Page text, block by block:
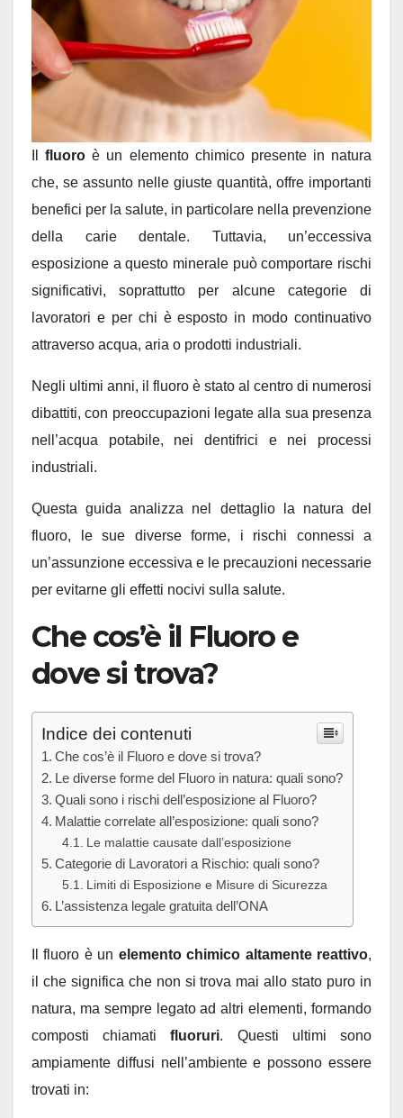
Ilfluoro è un elemento chimico presente in natura
che, se assunto nelle giuste quantità, offre importanti
benefici per la salute, in particolare nella prevenzione
della carie dentale. Tuttavia, un’eccessiva
esposizione a questo minerale può comportare rischi
significativi, soprattutto per alcune categorie di
lavoratori e per chi è esposto in modo continuativo
attraverso acqua, aria o prodotti industriali.
Negli ultimi anni, il fluoro è stato al centro di numerosi
dibattiti, con preoccupazioni legate alla sua presenza
nell’acqua potabile, nei dentifrici e nei processi
industriali.
Questa guida analizza nel dettaglio la natura del
fluoro, le sue diverse forme, i rischi connessi a
un’assunzione eccessiva e le precauzioni necessarie
per evitarne gli effetti nocivi sulla salute.
Che cos’è il Fluoro e
dove si trova?
Indice dei contenuti
Che cos’è il Fluoro e dove si trova?
Le diverse forme del Fluoro in natura: quali sono?
Quali sono i rischi dell’esposizione al Fluoro?
Malattie correlate all’esposizione: quali sono?
Le malattie causate dall’esposizione
Categorie di Lavoratori a Rischio: quali sono?
Limiti di Esposizione e Misure di Sicurezza
L’assistenza legale gratuita dell’ONA
Il fluoro è un elemento chimico altamente reattivo,
il che significa che non si trova mai allo stato puro in
natura, ma sempre legato ad altri elementi, formando
composti chiamatifluoruri. Questi ultimi sono
ampiamente diffusi nell’ambiente e possono essere
trovati in: